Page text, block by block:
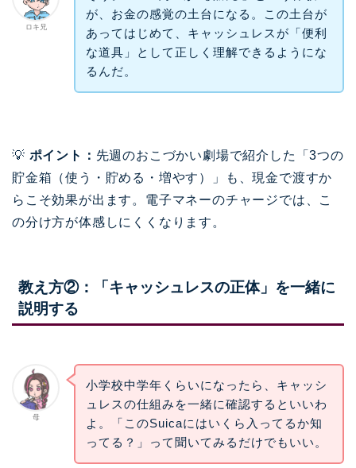
ロキ兄
が、お金の感覚の土台になる。この土台が
あってはじめて、キャッシュレスが「便利
な道具」として正しく理解できるようにな
るんだ。
💡 ポイント： 先週のおこづかい劇場で紹介した「3つの
貯金箱（使う・貯める・増やす）」も、現金で渡すか
らこそ効果が出ます。電子マネーのチャージでは、こ
の分け方が体感しにくくなります。
教え方②：「キャッシュレスの正体」を一緒に
説明する
母
小学校中学年くらいになったら、キャッシ
ュレスの仕組みを一緒に確認するといいわ
よ。「このSuicaにはいくら入ってるか知
ってる？」って聞いてみるだけでもいい。